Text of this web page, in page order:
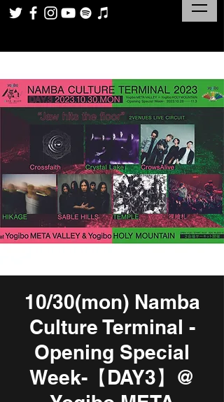
10/30(mon) Namba
Culture Terminal -
Opening Special
Week-【DAY3】@